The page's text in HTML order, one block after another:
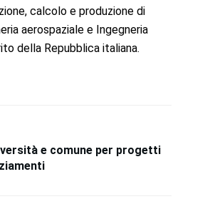
calcolo e produzione di
aerospaziale e Ingegneria
della Repubblica italiana.
e comune per progetti